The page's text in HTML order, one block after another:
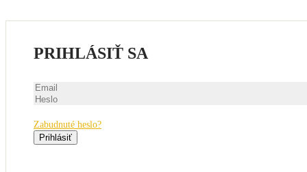
PRIHLÁSIŤ SA
Zabudnuté heslo?
Prihlásiť